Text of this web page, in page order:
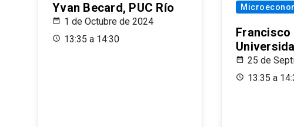
Yvan Becard, PUC Río
1 de Octubre de 2024
13:35 a 14:30
Francisco
25 de
13:35 a